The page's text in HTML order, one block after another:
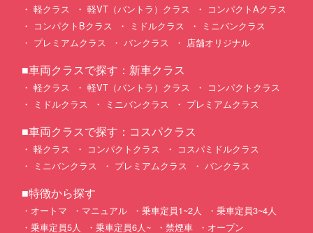
軽クラス 軽VT（バントラ）クラス
コンパクトAクラス
コンパクトBクラス
ミドルクラス
ミニバンクラス
プレミアムクラス
バンクラス 店舗オリジナル
■車両クラスで探す：新車クラス
軽クラス 軽VT（バントラ）クラス
コンパクトクラス
ミドルクラス
ミニバンクラス プレミアムクラス
■車両クラスで探す：コスパクラス
軽クラス コンパクトクラス
コスパミドルクラス
ミニバンクラス
プレミアムクラス バンクラス
■特徴から探す
オートマ マニュアル 乗車定員1~2人
乗車定員3~4人
乗車定員5人
乗車定員6人~ 禁煙車 オープン